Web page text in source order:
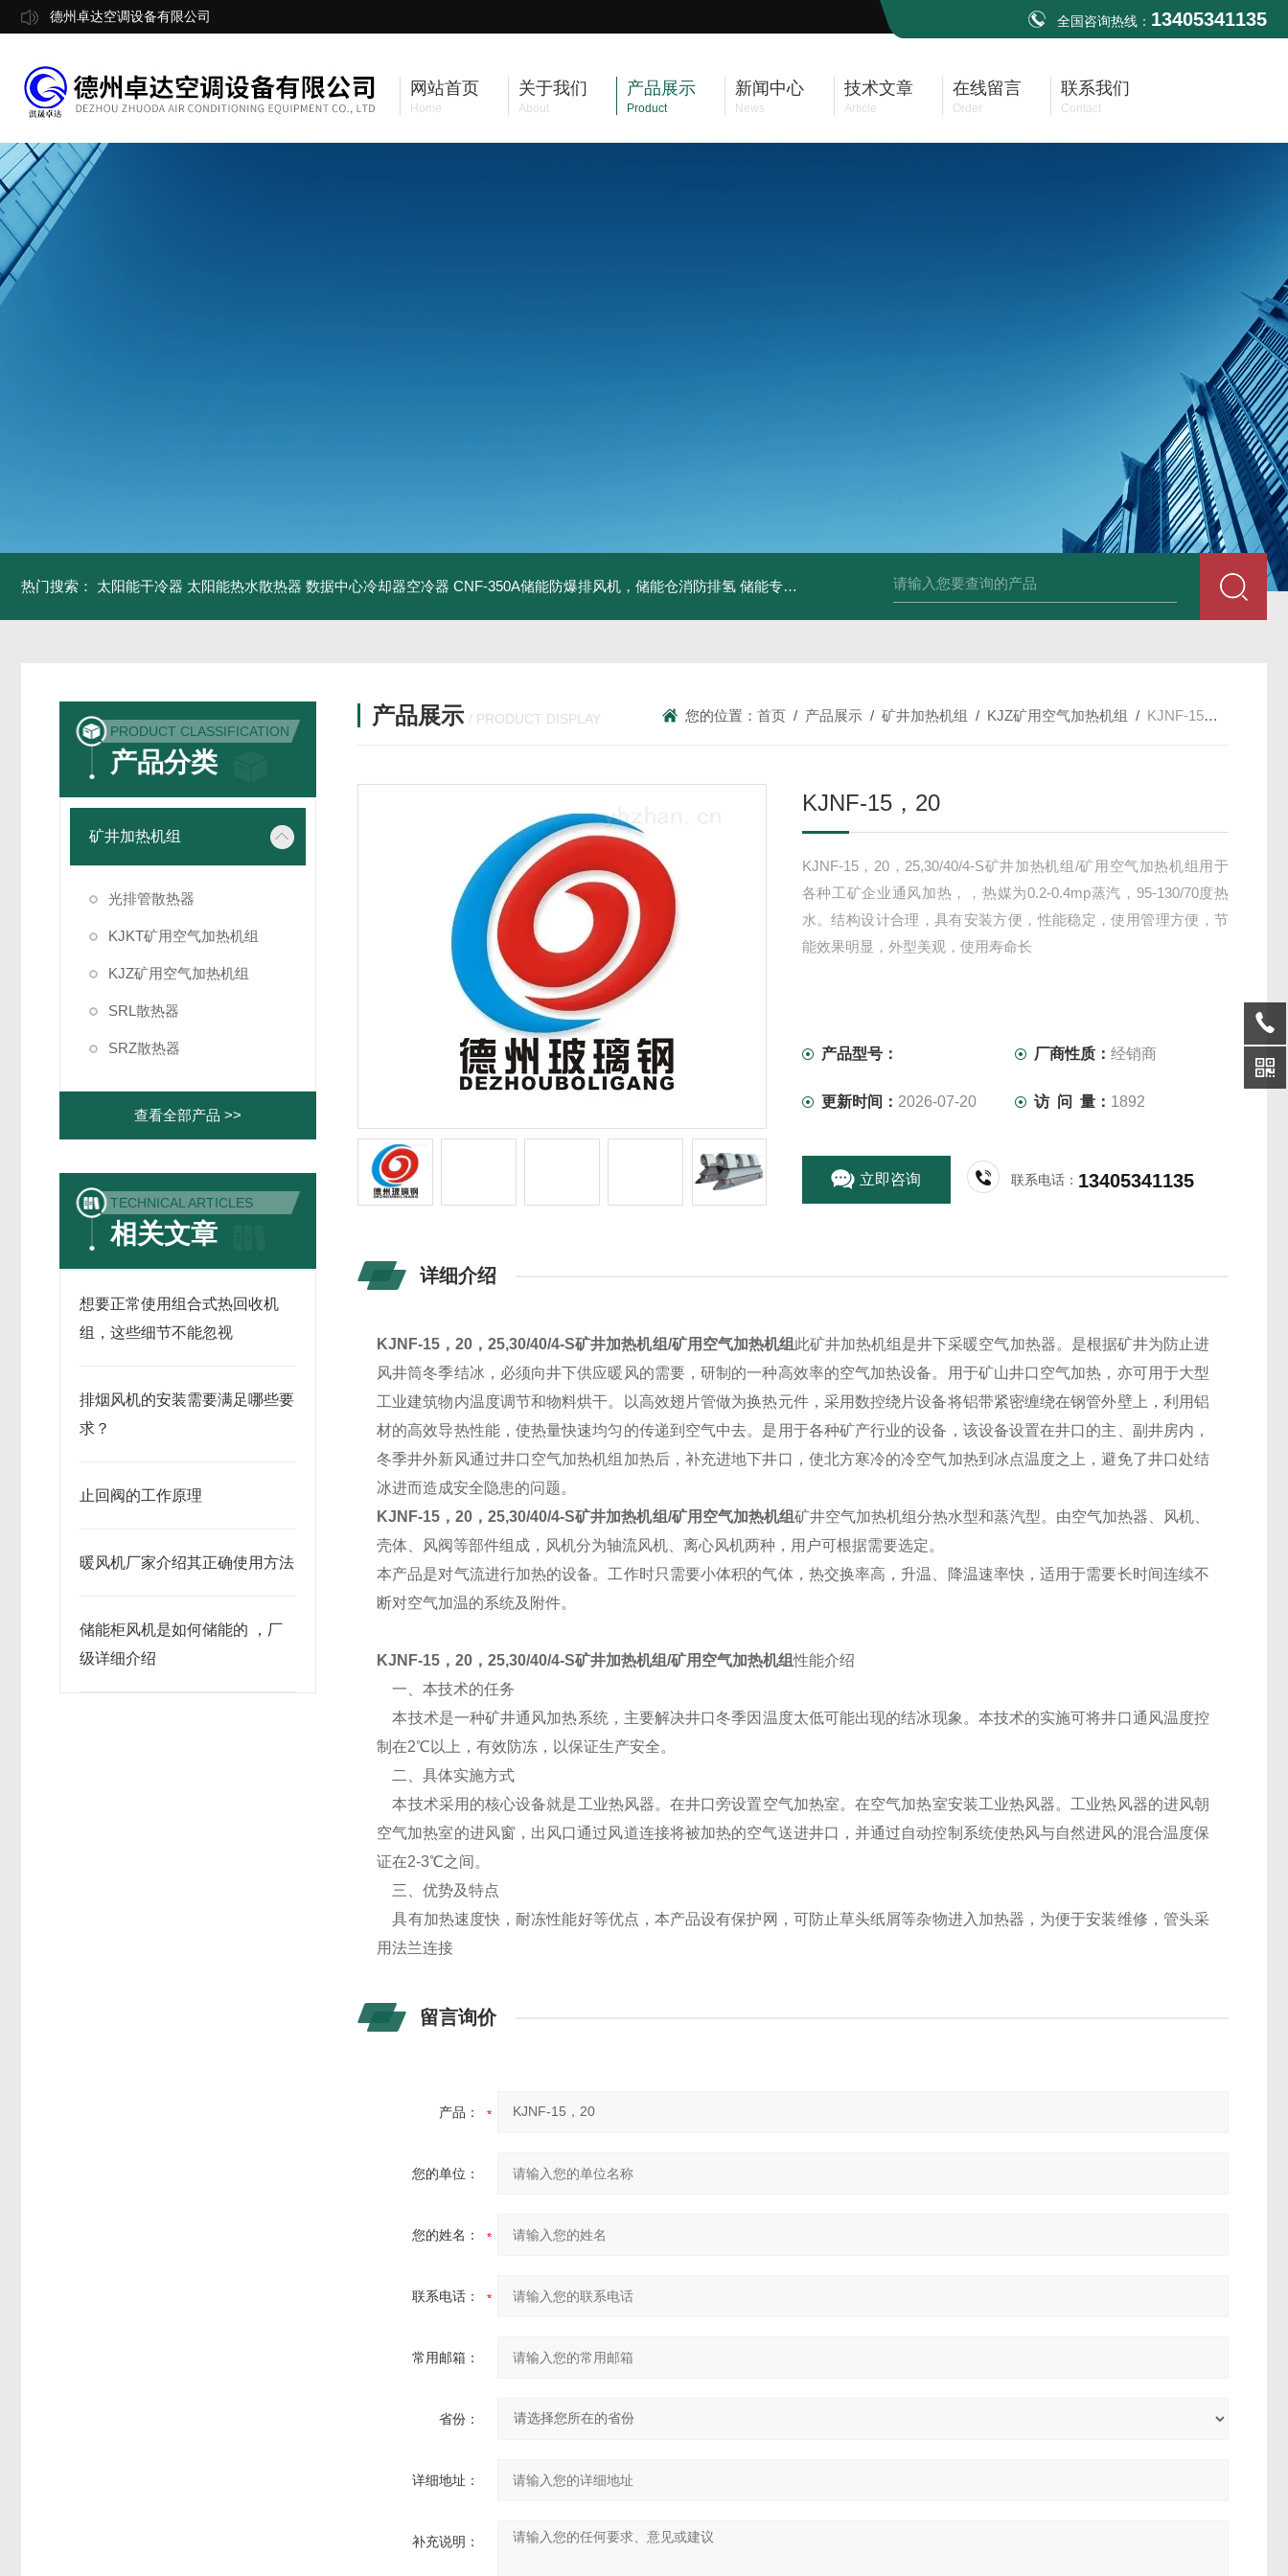
德州卓达空调设备有限公司 全国咨询热线： 13405341135
网站首页
Home
关于我们
About
产品展示
Product
新闻中心
News
技术文章
Article
在线留言
Order
联系我们
Contact
热门搜索： 太阳能干冷器 太阳能热水散热器 数据中心冷却器空冷器 CNF-350A储能防爆排风机，储能仓消防排氢 储能专用风机 储能箱风机 储能柜专用风机 PF-200/300/400/500排气扇/卫生间通风器
PRODUCT CLASSIFICATION
产品分类
矿井加热机组
光排管散热器
KJKT矿用空气加热机组
KJZ矿用空气加热机组
SRL散热器
SRZ散热器
查看全部产品 >>
TECHNICAL ARTICLES
相关文章
想要正常使用组合式热回收机
组，这些细节不能忽视
排烟风机的安装需要满足哪些要
求？
止回阀的工作原理
暖风机厂家介绍其正确使用方法
储能柜风机是如何储能的 ，厂
级详细介绍
产品展示 / PRODUCT DISPLAY 您的位置：首页 / 产品展示 /矿井加热机组 / KJZ矿用空气加热机组 / KJNF-15，20
KJNF-15，20
KJNF-15，20，25,30/40/4-S矿井加热机组/矿用空气加热机组用于
各种工矿企业通风加热，，热媒为0.2-0.4mp蒸汽，95-130/70度热
水。结构设计合理，具有安装方便，性能稳定，使用管理方便，节
能效果明显，外型美观，使用寿命长
产品型号： 厂商性质：经销商
更新时间： 2026-07-20 访 问 量： 1892
立即咨询 联系电话： 13405341135
详细介绍
KJNF-15，20，25,30/40/4-S矿井加热机组/矿用空气加热机组 此矿井加热机组 是井下采暖空气加热器。 是根据矿井为防止进
风井筒冬季结冰，必须向井下供应暖风的需要，研制的一种高效率的空气加热设备。用于矿山井口空气加热，亦可用于大型
工业建筑物内温度调节和物料烘干。
以高效翅片管做为换热元件，采用数控绕片设备将铝带紧密缠绕在钢管外壁上，利用铝
材的高效导热性能，使热量快速均匀的传递到空气中去。 是用于各种矿产行业的设备 ， 该设备设置在井口的主、副井房内，
冬季井外新风通过井口空气加热机组加热后，补充进地下井口，使北方寒冷的冷空气加热到冰点温度之上，避免了井口处结
冰进而造成安全隐患的问题。
KJNF-15，20，25,30/40/4-S矿井加热机组/矿用空气加热机组矿井空气加热机组分热水型和蒸汽型。 由空气加热器、风机、
壳体、风阀等部件组成，风机分为轴流风机、离心风机两种，用户可根据需要选定。
本产品是对气流进行加热的设备。工作时只需要小体积的气体，热交换率高，升温、降温速率快，适用于需要长时间连续不
断对空气加温的系统及附件。
KJNF-15，20，25,30/40/4-S矿井加热机组/矿用空气加热机组性能介绍
一、本技术的任务
本技术是一种矿井通风加热系统，主要解决井口冬季因温度太低可能出现的结冰现象。本技术的实施可将井口通风温度控
制在2℃以上，有效防冻，以保证生产安全。
二、具体实施方式
本技术采用的核心设备就是工业热风器。在井口旁设置空气加热室。在空气加热室安装工业热风器。工业热风器的进风朝
空气加热室的进风窗，出风口通过风道连接将被加热的空气送进井口，并通过自动控制系统使热风与自然进风的混合温度保
证在2-3℃之间。
三、优势及特点
具有加热速度快，耐冻性能好等优点，本产品设有保护网，可防止草头纸屑等杂物进入加热器，为便于安装维修，管头采
用法兰连接
留言询价
产品：
您的单位：
您的姓名：
联系电话：
常用邮箱：
省份：
详细地址：
补充说明：